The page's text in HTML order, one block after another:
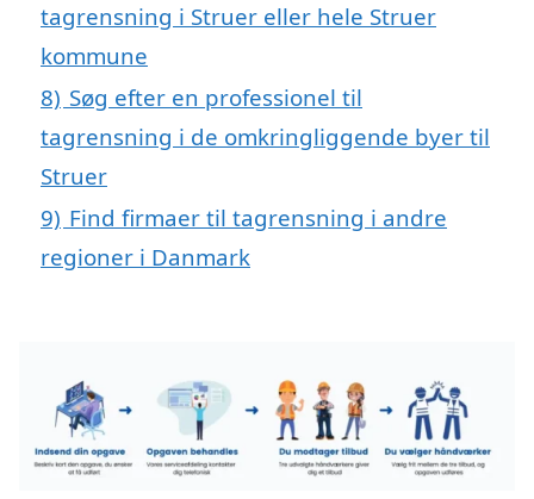
tagrensning i Struer eller hele Struer
kommune
8) Søg efter en professionel til
tagrensning i de omkringliggende byer til
Struer
9) Find firmaer til tagrensning i andre
regioner i Danmark